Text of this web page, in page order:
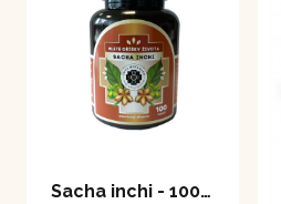
Sacha inchi - 100 kapslí